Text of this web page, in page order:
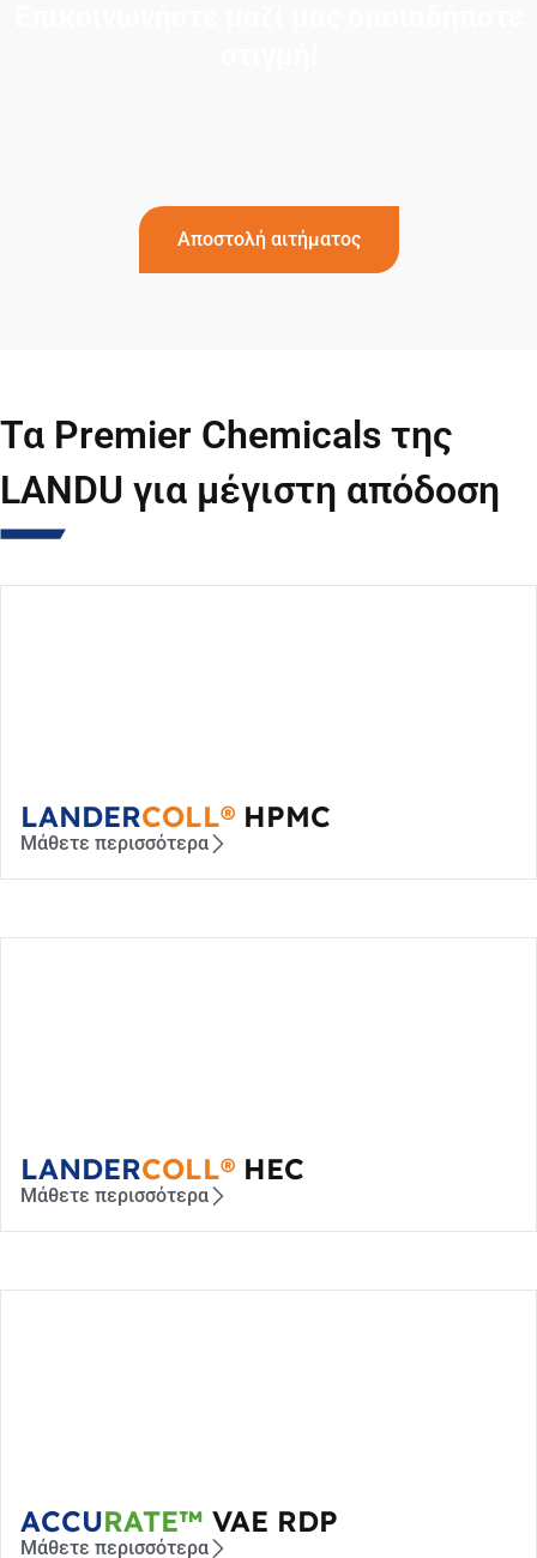
Αποστολή αιτήματος
Τα Premier Chemicals της
LANDU για μέγιστη απόδοση
LANDERCOLL® HPMC
Μάθετε περισσότερα
LANDERCOLL® HEC
Μάθετε περισσότερα
ACCURATE™ VAE RDP
Μάθετε περισσότερα